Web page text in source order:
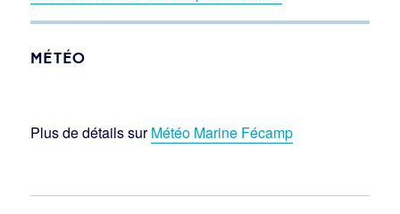
MÉTÉO
Plus de détails surMétéo Marine Fécamp